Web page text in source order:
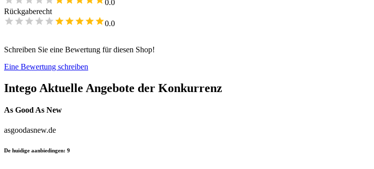
0.0
Rückgaberecht
0.0
Schreiben Sie eine Bewertung für diesen Shop!
Eine Bewertung schreiben
Intego Aktuelle Angebote der Konkurrenz
As Good As New
asgoodasnew.de
De huidige aanbiedingen: 9